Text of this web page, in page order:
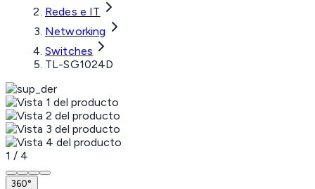
Redes e IT
Networking
Switches
TL-SG1024D
1 / 4
360°